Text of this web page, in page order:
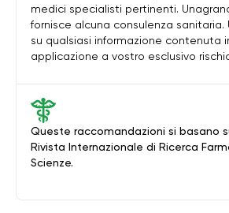
Queste raccomandazioni si basano
Rivista Internazionale di Ricerca
Scienze.
medici specialisti pertinenti.
fornisce alcuna consulenza
su qualsiasi informazione contenuta
applicazione a vostro esclusivo